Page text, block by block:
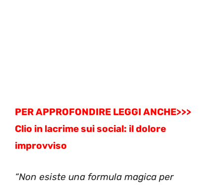
PER APPROFONDIRE LEGGI ANCHE>>>
Clio in lacrime sui social: il dolore
improvviso
“Non esiste una formula magica per